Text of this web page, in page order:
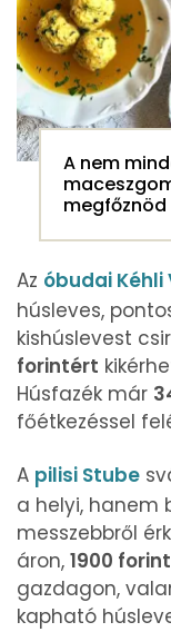
A nem
megfőznöd
Az óbudai
húsleves,
kishúslevest
forintért
Húsfazék már
főétkezéssel
A pilisi Stube
a helyi, hanem
messzebbről
áron, 1900
gazdagon,
kapható